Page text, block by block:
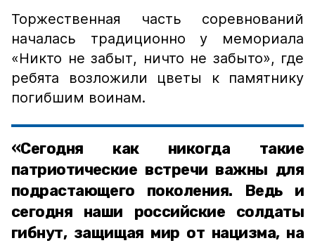
Торжественная часть соревнований
началась традиционно у мемориала
«Никто не забыт, ничто не забыто», где
ребята возложили цветы к памятнику
погибшим воинам.
«Сегодня как никогда такие
патриотические встречи важны для
подрастающего поколения. Ведь и
сегодня наши российские солдаты
гибнут, защищая мир от нацизма, на